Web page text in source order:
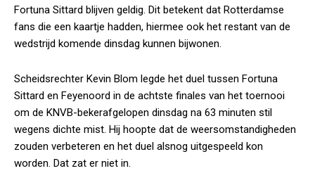
Fortuna Sittard blijven geldig. Dit betekent dat Rotterdamse
fans die een kaartje hadden, hiermee ook het restant van de
wedstrijd komende dinsdag kunnen bijwonen.
Scheidsrechter Kevin Blom legde het duel tussen Fortuna
Sittard en Feyenoord in de achtste finales van het toernooi
om de KNVB-bekerafgelopen dinsdag na 63 minuten stil
wegens dichte mist. Hij hoopte dat de weersomstandigheden
zouden verbeteren en het duel alsnog uitgespeeld kon
worden. Dat zat er niet in.